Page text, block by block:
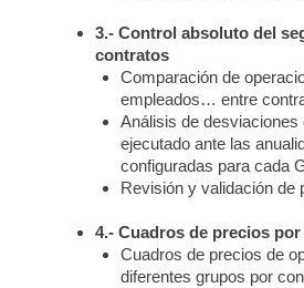
3.- Control absoluto del
contratos
Comparación de
empleados… entre
Análisis de desviaciones
ejecutado ante las
configuradas para cada
Revisión y validación de
4.- Cuadros de precios
Cuadros de precios de
diferentes grupos por